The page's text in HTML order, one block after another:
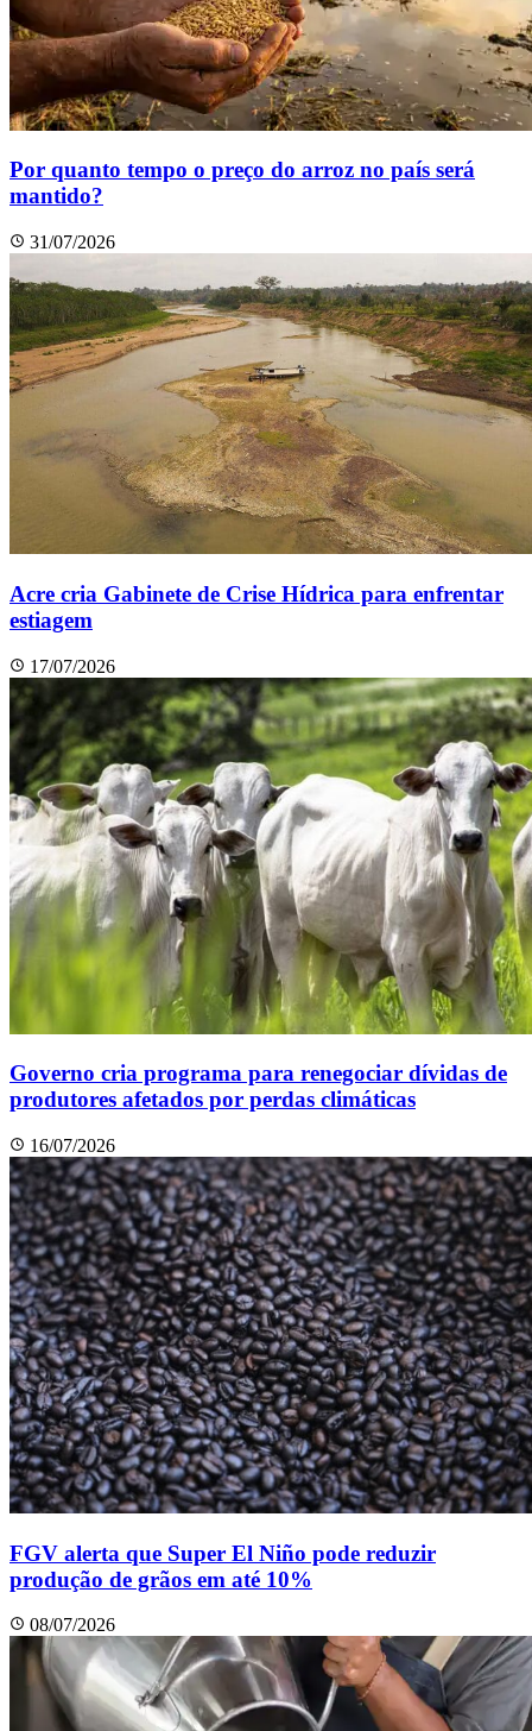
Por quanto tempo o preço do arroz no país será
mantido?
31/07/2026
Acre cria Gabinete de Crise Hídrica para enfrentar
estiagem
17/07/2026
Governo cria programa para renegociar dívidas de
produtores afetados por perdas climáticas
16/07/2026
FGV alerta que Super El Niño pode reduzir
produção de grãos em até 10%
08/07/2026